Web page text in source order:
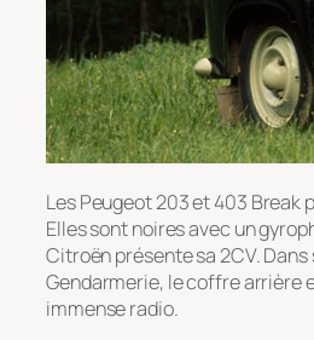
Les Peugeot 203 et 403 Break
Elles sont noires avec un
Citroën présente sa 2CV. Dans
Gendarmerie, le coffre arrière
immense radio.